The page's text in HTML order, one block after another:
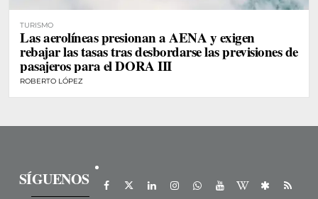
TURISMO
Las aerolíneas presionan a AENA y exigen
rebajar las tasas tras desbordarse las previsiones de
pasajeros para el DORA III
ROBERTO LÓPEZ
SÍGUENOS